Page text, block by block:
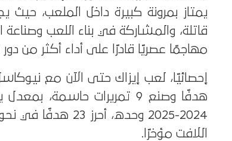
يمتاز بمرونة كبيرة داخل الملعب،
قاتلة، والمشاركة في بناء اللعب
مهاجمًا عصريًا قادرًا على أداء أكثر من
اللافت مؤخرًا.